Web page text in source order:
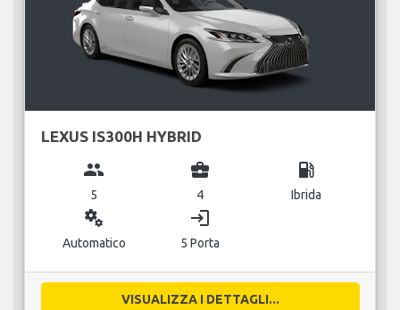
LEXUS IS300H HYBRID
group
5
business_center
4
local_gas_station
Ibrida
miscellaneous_services
Automatico
login
5 Porta
VISUALIZZA I DETTAGLI...